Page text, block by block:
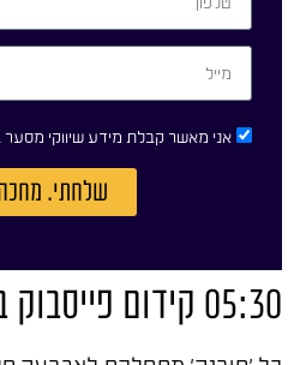
אני מאשר קבלת מידע שיווקי
שלחתי.
05:30 קידום פייסבוק באמצעות תובנות